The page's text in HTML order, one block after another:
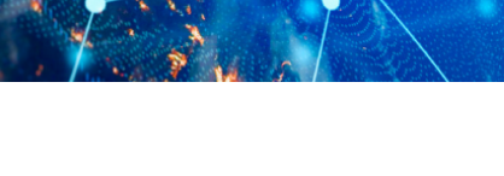
ㆍ유리 용해로